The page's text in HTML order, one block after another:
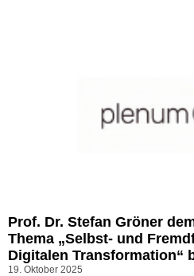
Prof. Dr. Stefan Gröner
Thema „Selbst- und
Digitalen Transformation“
19. Oktober 2025